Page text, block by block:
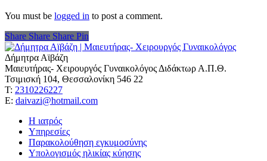
You must be logged in to post a comment.
Share
Share Share Share Pin
Δήμητρα Αϊβάζη
Μαιευτήρας- Χειρουργός Γυναικολόγος Διδάκτωρ Α.Π.Θ.
Τσιμισκή 104, Θεσσαλονίκη 546 22
Τ: 2310226227
Ε: daivazi@hotmail.com
Η ιατρός
Υπηρεσίες
Παρακολούθηση εγκυμοσύνης
Υπολογισμός ηλικίας κύησης